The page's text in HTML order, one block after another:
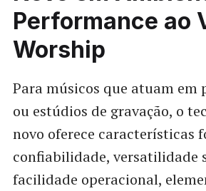
Performance ao
Worship
Para músicos que atuam em
ou estúdios de gravação, o
novo oferece características
confiabilidade, versatilidade
facilidade operacional,